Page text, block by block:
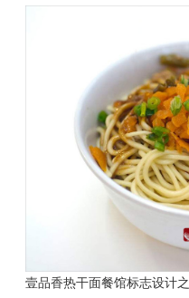
壹品香热干面餐馆标志设计